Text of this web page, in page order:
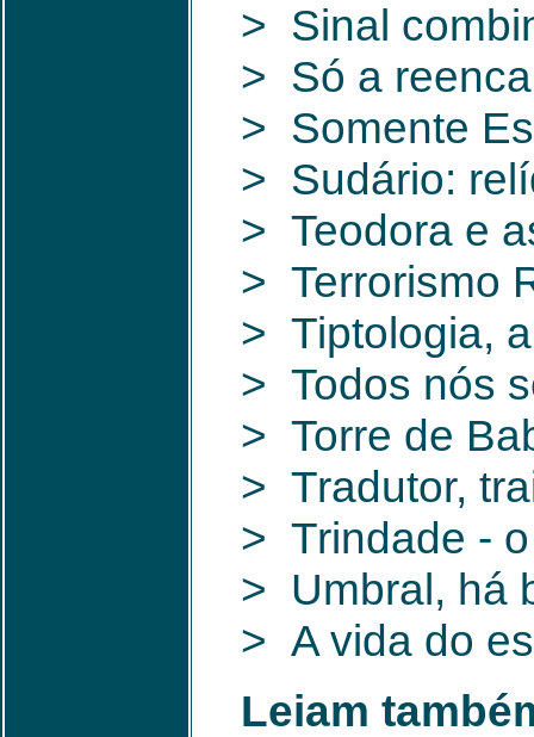
> Sinal
> Só a
> Somente
> Sudário:
> Teodora e
> Terrorismo
> Tiptologia,
> Todos nós
> Torre de
> Tradutor,
> Trindade - o
> Umbral, há
> A vida do
Leiam